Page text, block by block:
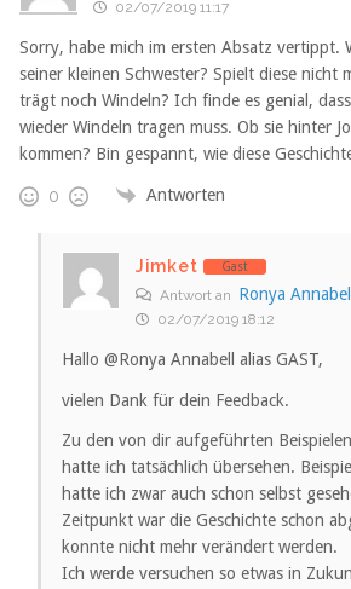
02/07/2019 11:17
Sorry, habe mich im ersten Absatz vertippt.
seiner kleinen Schwester? Spielt diese nicht
trägt noch Windeln? Ich finde es genial,
wieder Windeln tragen muss. Ob sie hinter
kommen? Bin gespannt, wie diese
0 Antworten
Jimket Gast
Antwort an Ronya
02/07/2019 18:12
Hallo @Ronya Annabell alias GAST,
vielen Dank für dein Feedback.
Zu den von dir aufgeführten
hatte ich tatsächlich übersehen.
hatte ich zwar auch schon selbst
Zeitpunkt war die Geschichte schon
konnte nicht mehr verändert werden.
Ich werde versuchen so etwas in